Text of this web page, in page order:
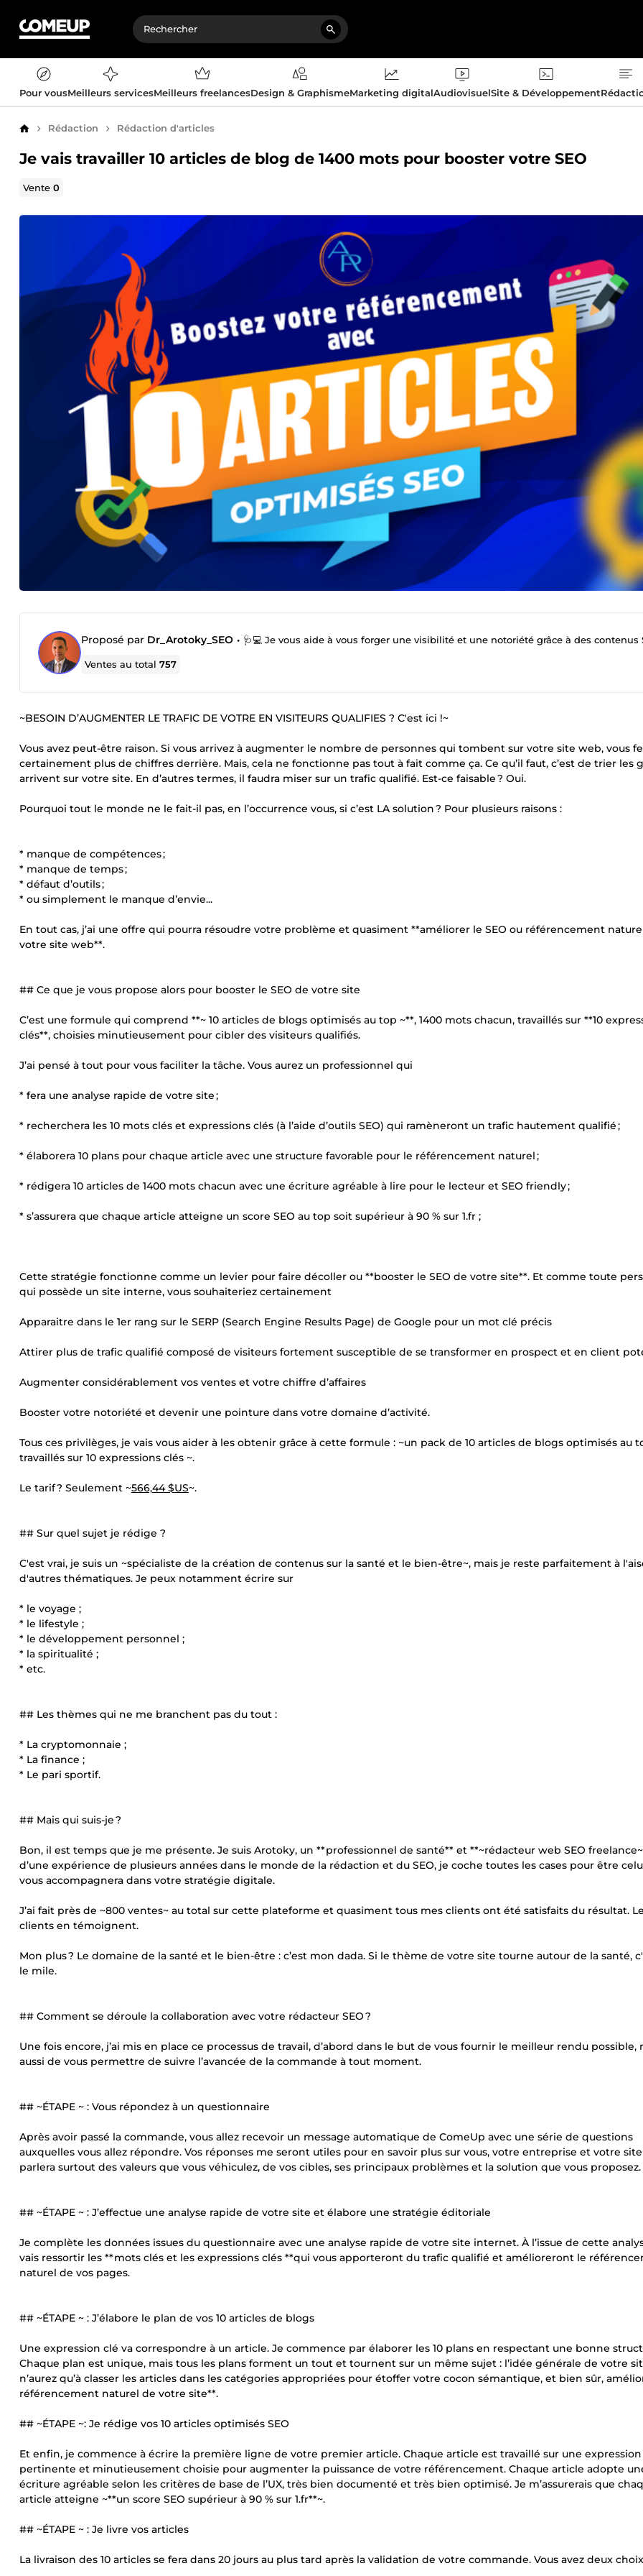
Pour vousMeilleurs servicesMeilleurs freelancesDesign & GraphismeMarketing digitalAudiovisuelSite & Développement
AccueilRédaction Rédaction d'articles
Je vais travailler 10 articles de blog de 1400 mots pour booster votre SEO
Vente0
Proposé par Dr_Arotoky_SEO • 🩺💻 Je vous aide à vous forger une visibilité et une notoriété grâce à des contenus SEO
Ventes au total757
~BESOIN D’AUGMENTER LE TRAFIC DE VOTRE EN VISITEURS QUALIFIES ? C'est ici !~
Vous avez peut-être raison. Si vous arrivez à augmenter le nombre de personnes qui tombent sur votre site web, vous
certainement plus de chiffres derrière. Mais, cela ne fonctionne pas tout à fait comme ça. Ce qu’il faut, c’est de trier les
arrivent sur votre site. En d’autres termes, il faudra miser sur un trafic qualifié. Est-ce faisable ? Oui.
Pourquoi tout le monde ne le fait-il pas, en l’occurrence vous, si c’est LA solution ? Pour plusieurs raisons :
* manque de compétences ;
* manque de temps ;
* défaut d’outils ;
* ou simplement le manque d’envie...
En tout cas, j’ai une offre qui pourra résoudre votre problème et quasiment **améliorer le SEO ou référencement
votre site web**.
## Ce que je vous propose alors pour booster le SEO de votre site
C’est une formule qui comprend **~ 10 articles de blogs optimisés au top ~**, 1400 mots chacun, travaillés sur **10
clés**, choisies minutieusement pour cibler des visiteurs qualifiés.
J’ai pensé à tout pour vous faciliter la tâche. Vous aurez un professionnel qui
* fera une analyse rapide de votre site ;
* recherchera les 10 mots clés et expressions clés (à l’aide d’outils SEO) qui ramèneront un trafic hautement qualifié ;
* élaborera 10 plans pour chaque article avec une structure favorable pour le référencement naturel ;
* rédigera 10 articles de 1400 mots chacun avec une écriture agréable à lire pour le lecteur et SEO friendly ;
* s’assurera que chaque article atteigne un score SEO au top soit supérieur à 90 % sur 1.fr ;
Cette stratégie fonctionne comme un levier pour faire décoller ou **booster le SEO de votre site**. Et comme toute
qui possède un site interne, vous souhaiteriez certainement
Apparaitre dans le 1er rang sur le SERP (Search Engine Results Page) de Google pour un mot clé précis
Attirer plus de trafic qualifié composé de visiteurs fortement susceptible de se transformer en prospect et en client
Augmenter considérablement vos ventes et votre chiffre d’affaires
Booster votre notoriété et devenir une pointure dans votre domaine d’activité.
Tous ces privilèges, je vais vous aider à les obtenir grâce à cette formule : ~un pack de 10 articles de blogs optimisés au
travaillés sur 10 expressions clés ~.
Le tarif ? Seulement ~566,44 $US~.
## Sur quel sujet je rédige ?
C'est vrai, je suis un ~spécialiste de la création de contenus sur la santé et le bien-être~, mais je reste parfaitement à
d'autres thématiques. Je peux notamment écrire sur
* le voyage ;
* le lifestyle ;
* le développement personnel ;
* la spiritualité ;
* etc.
## Les thèmes qui ne me branchent pas du tout :
* La cryptomonnaie ;
* La finance ;
* Le pari sportif.
## Mais qui suis-je ?
Bon, il est temps que je me présente. Je suis Arotoky, un **professionnel de santé** et **~rédacteur web SEO
d’une expérience de plusieurs années dans le monde de la rédaction et du SEO, je coche toutes les cases pour être
vous accompagnera dans votre stratégie digitale.
J’ai fait près de ~800 ventes~ au total sur cette plateforme et quasiment tous mes clients ont été satisfaits du résultat.
clients en témoignent.
Mon plus ? Le domaine de la santé et le bien-être : c’est mon dada. Si le thème de votre site tourne autour de la santé,
le mile.
## Comment se déroule la collaboration avec votre rédacteur SEO ?
Une fois encore, j’ai mis en place ce processus de travail, d’abord dans le but de vous fournir le meilleur rendu possible,
aussi de vous permettre de suivre l’avancée de la commande à tout moment.
## ~ÉTAPE ~ : Vous répondez à un questionnaire
Après avoir passé la commande, vous allez recevoir un message automatique de ComeUp avec une série de questions
auxquelles vous allez répondre. Vos réponses me seront utiles pour en savoir plus sur vous, votre entreprise et votre
parlera surtout des valeurs que vous véhiculez, de vos cibles, ses principaux problèmes et la solution que vous proposez.
## ~ÉTAPE ~ : J’effectue une analyse rapide de votre site et élabore une stratégie éditoriale
Je complète les données issues du questionnaire avec une analyse rapide de votre site internet. À l’issue de cette
vais ressortir les **mots clés et les expressions clés **qui vous apporteront du trafic qualifié et amélioreront le
naturel de vos pages.
## ~ÉTAPE ~ : J’élabore le plan de vos 10 articles de blogs
Une expression clé va correspondre à un article. Je commence par élaborer les 10 plans en respectant une bonne
Chaque plan est unique, mais tous les plans forment un tout et tournent sur un même sujet : l’idée générale de votre
n’aurez qu’à classer les articles dans les catégories appropriées pour étoffer votre cocon sémantique, et bien sûr,
référencement naturel de votre site**.
## ~ÉTAPE ~: Je rédige vos 10 articles optimisés SEO
Et enfin, je commence à écrire la première ligne de votre premier article. Chaque article est travaillé sur une expression
pertinente et minutieusement choisie pour augmenter la puissance de votre référencement. Chaque article adopte
écriture agréable selon les critères de base de l’UX, très bien documenté et très bien optimisé. Je m’assurerais que
article atteigne ~**un score SEO supérieur à 90 % sur 1.fr**~.
## ~ÉTAPE ~ : Je livre vos articles
La livraison des 10 articles se fera dans 20 jours au plus tard après la validation de votre commande. Vous avez deux